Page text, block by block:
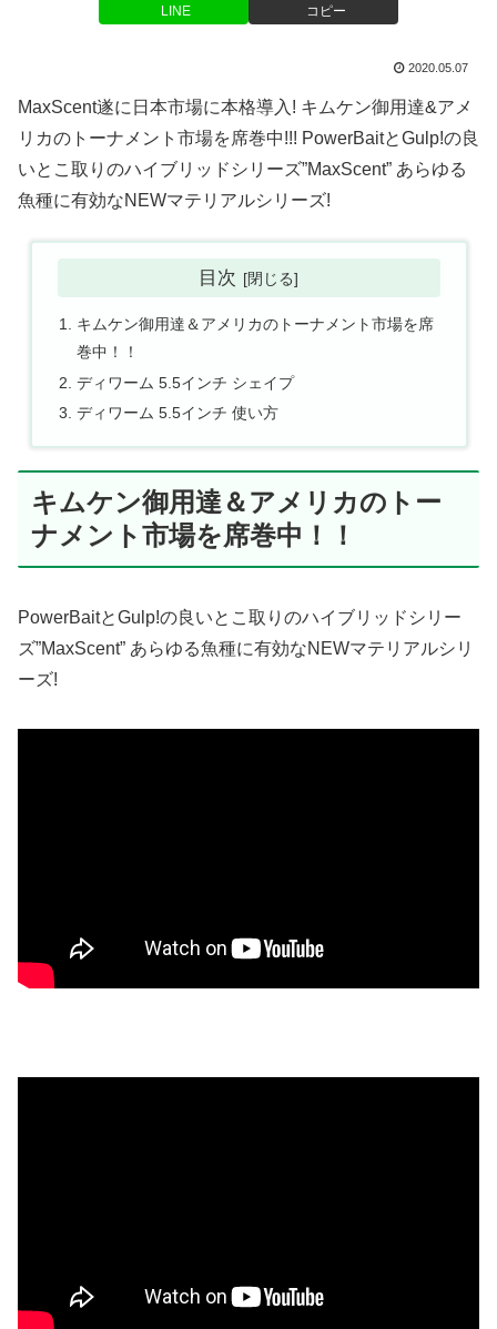
LINE コピー
2020.05.07
MaxScent遂に日本市場に本格導入! キムケン御用達&アメ
リカのトーナメント市場を席巻中!!! PowerBaitとGulp!の良
いとこ取りのハイブリッドシリーズ”MaxScent” あらゆる
魚種に有効なNEWマテリアルシリーズ!
目次
キムケン御用達＆アメリカのトーナメント市場を席
巻中！！
ディワーム 5.5インチ シェイプ
ディワーム 5.5インチ 使い方
キムケン御用達＆アメリカのトー
ナメント市場を席巻中！！
PowerBaitとGulp!の良いとこ取りのハイブリッドシリー
ズ”MaxScent” あらゆる魚種に有効なNEWマテリアルシリ
ーズ!